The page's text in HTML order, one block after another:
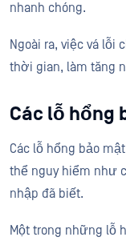
nhanh chóng.
Ngoài ra, việc vá lỗi
thời gian, làm tăng
Các lỗ hổng
Các lỗ hổng bảo
thể nguy hiểm như
nhập đã biết.
Một trong những lỗ